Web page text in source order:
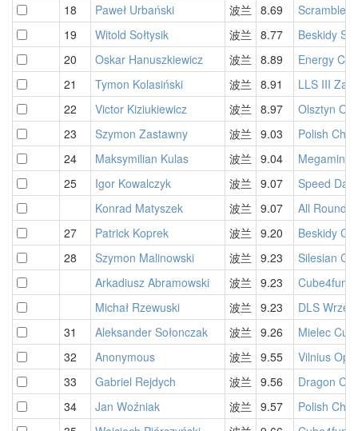
18
Paweł Urbański 波兰 8.69
Scrambled
19
Witold Sołtysik 波兰 8.77
Beskidy
20
Oskar Hanuszkiewicz 波兰 8.89
Energy
21
Tymon Kolasiński 波兰 8.91
LLS III
22
Victor Kiziukiewicz 波兰 8.97
Olsztyn
23
Szymon Zastawny 波兰 9.03
Polish
24
Maksymilian Kulas 波兰 9.04
Megaminx
25
Igor Kowalczyk 波兰 9.07
Speed
Konrad Matyszek
波兰 9.07
All
27
Patrick Koprek 波兰 9.20
Beskidy
28
Szymon Malinowski 波兰 9.23
Silesian
Arkadiusz Abramowski
波兰 9.23
Cube4fun
Michał Rzewuski
波兰 9.23
DLS
31
Aleksander Sołonczak 波兰 9.26
Mielec
32
Anonymous 波兰 9.55
Vilnius
33
Gabriel Rejdych 波兰 9.56
Dragon
34
Jan Woźniak 波兰 9.57
Polish